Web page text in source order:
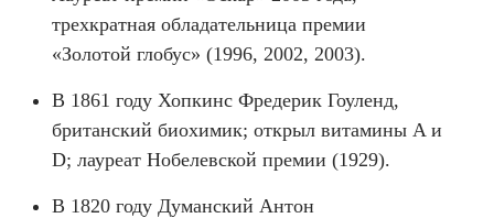
трехкратная обладательница премии
«Золотой глобус» (1996, 2002, 2003).
В 1861 году Хопкинс Фредерик Гоуленд,
британский биохимик; открыл витамины A и
D; лауреат Нобелевской премии (1929).
В 1820 году Думанский Антон